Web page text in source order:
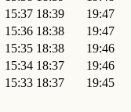
15:37 18:39
19:47
15:36 18:38
19:47
15:35 18:38
19:46
15:34 18:37
19:46
15:33 18:37 19:45